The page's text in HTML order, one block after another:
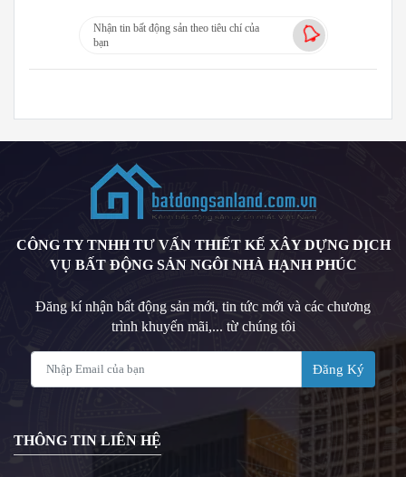
Nhận tin bất động sản theo tiêu chí của
bạn
CÔNG TY TNHH TƯ VẤN THIẾT KẾ XÂY DỰNG DỊCH
VỤ BẤT ĐỘNG SẢN NGÔI NHÀ HẠNH PHÚC
Đăng kí nhận bất động sản mới, tin tức mới và các chương
trình khuyến mãi,... từ chúng tôi
Đăng Ký
THÔNG TIN LIÊN HỆ